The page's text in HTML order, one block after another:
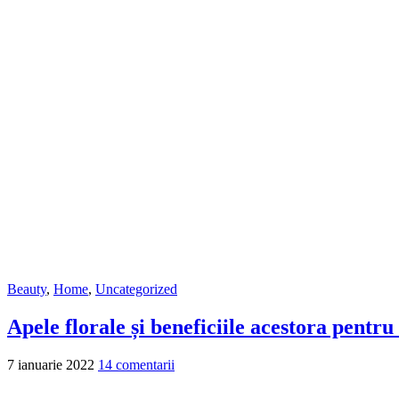
Beauty, Home, Uncategorized
Apele florale și beneficiile acestora pentru
7 ianuarie 2022 14 comentarii